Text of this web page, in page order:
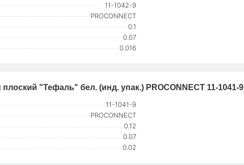
11-1042-9
PROCONNECT
0.1
0.07
0.016
"Тефаль" бел. (инд. упак.) PROCONNECT 11-1041-9
11-1041-9
PROCONNECT
0.12
0.07
0.02